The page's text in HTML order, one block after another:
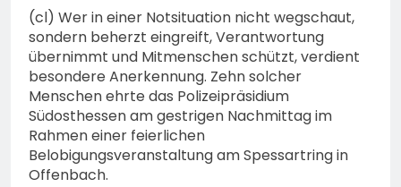
Fahrbahnsperrung und
lange Staus auf der A 3
7. August 2026
POL-LM: „Coffee with a
Cop“ in Bad Camberg
7. August 2026
POL-DA: Weiterstadt:
„Fahrradddieben keine
Chance geben“ –
Fahrradcodierung /
7. August 2026
POL-OF:
(cl) Wer in einer Notsituation nicht wegschaut,
sondern beherzt eingreift, Verantwortung
übernimmt und Mitmenschen schützt, verdient
besondere Anerkennung. Zehn solcher
Menschen ehrte das Polizeipräsidium
Südosthessen am gestrigen Nachmittag im
Rahmen einer feierlichen
Belobigungsveranstaltung am Spessartring in
Offenbach.